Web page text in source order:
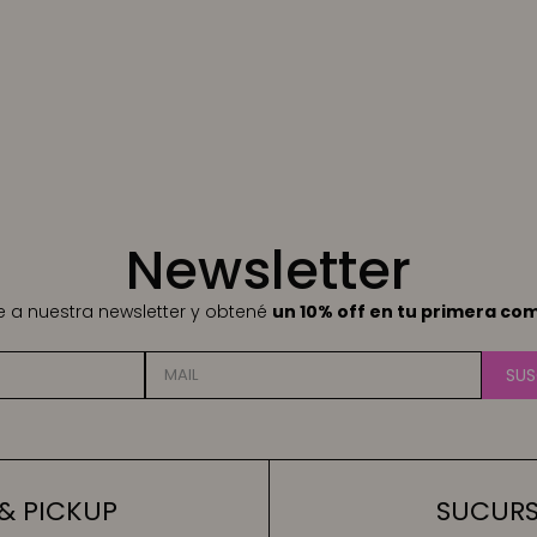
Newsletter
a nuestra newsletter y obtené un 10% off en tu primera
PICKUP